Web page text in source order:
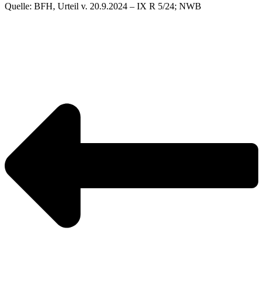
Quelle: BFH, Urteil v. 20.9.2024 – IX R 5/24; NWB